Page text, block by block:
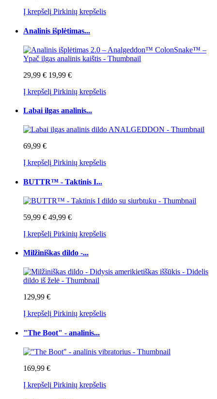
Į krepšelį Pirkinių krepšelis
Analinis išplėtimas...
29,99 € 19,99 €
Į krepšelį Pirkinių krepšelis
Labai ilgas analinis...
69,99 €
Į krepšelį Pirkinių krepšelis
BUTTR™ - Taktinis I...
59,99 € 49,99 €
Į krepšelį Pirkinių krepšelis
Milžiniškas dildo -...
129,99 €
Į krepšelį Pirkinių krepšelis
"The Boot" - analinis...
169,99 €
Į krepšelį Pirkinių krepšelis